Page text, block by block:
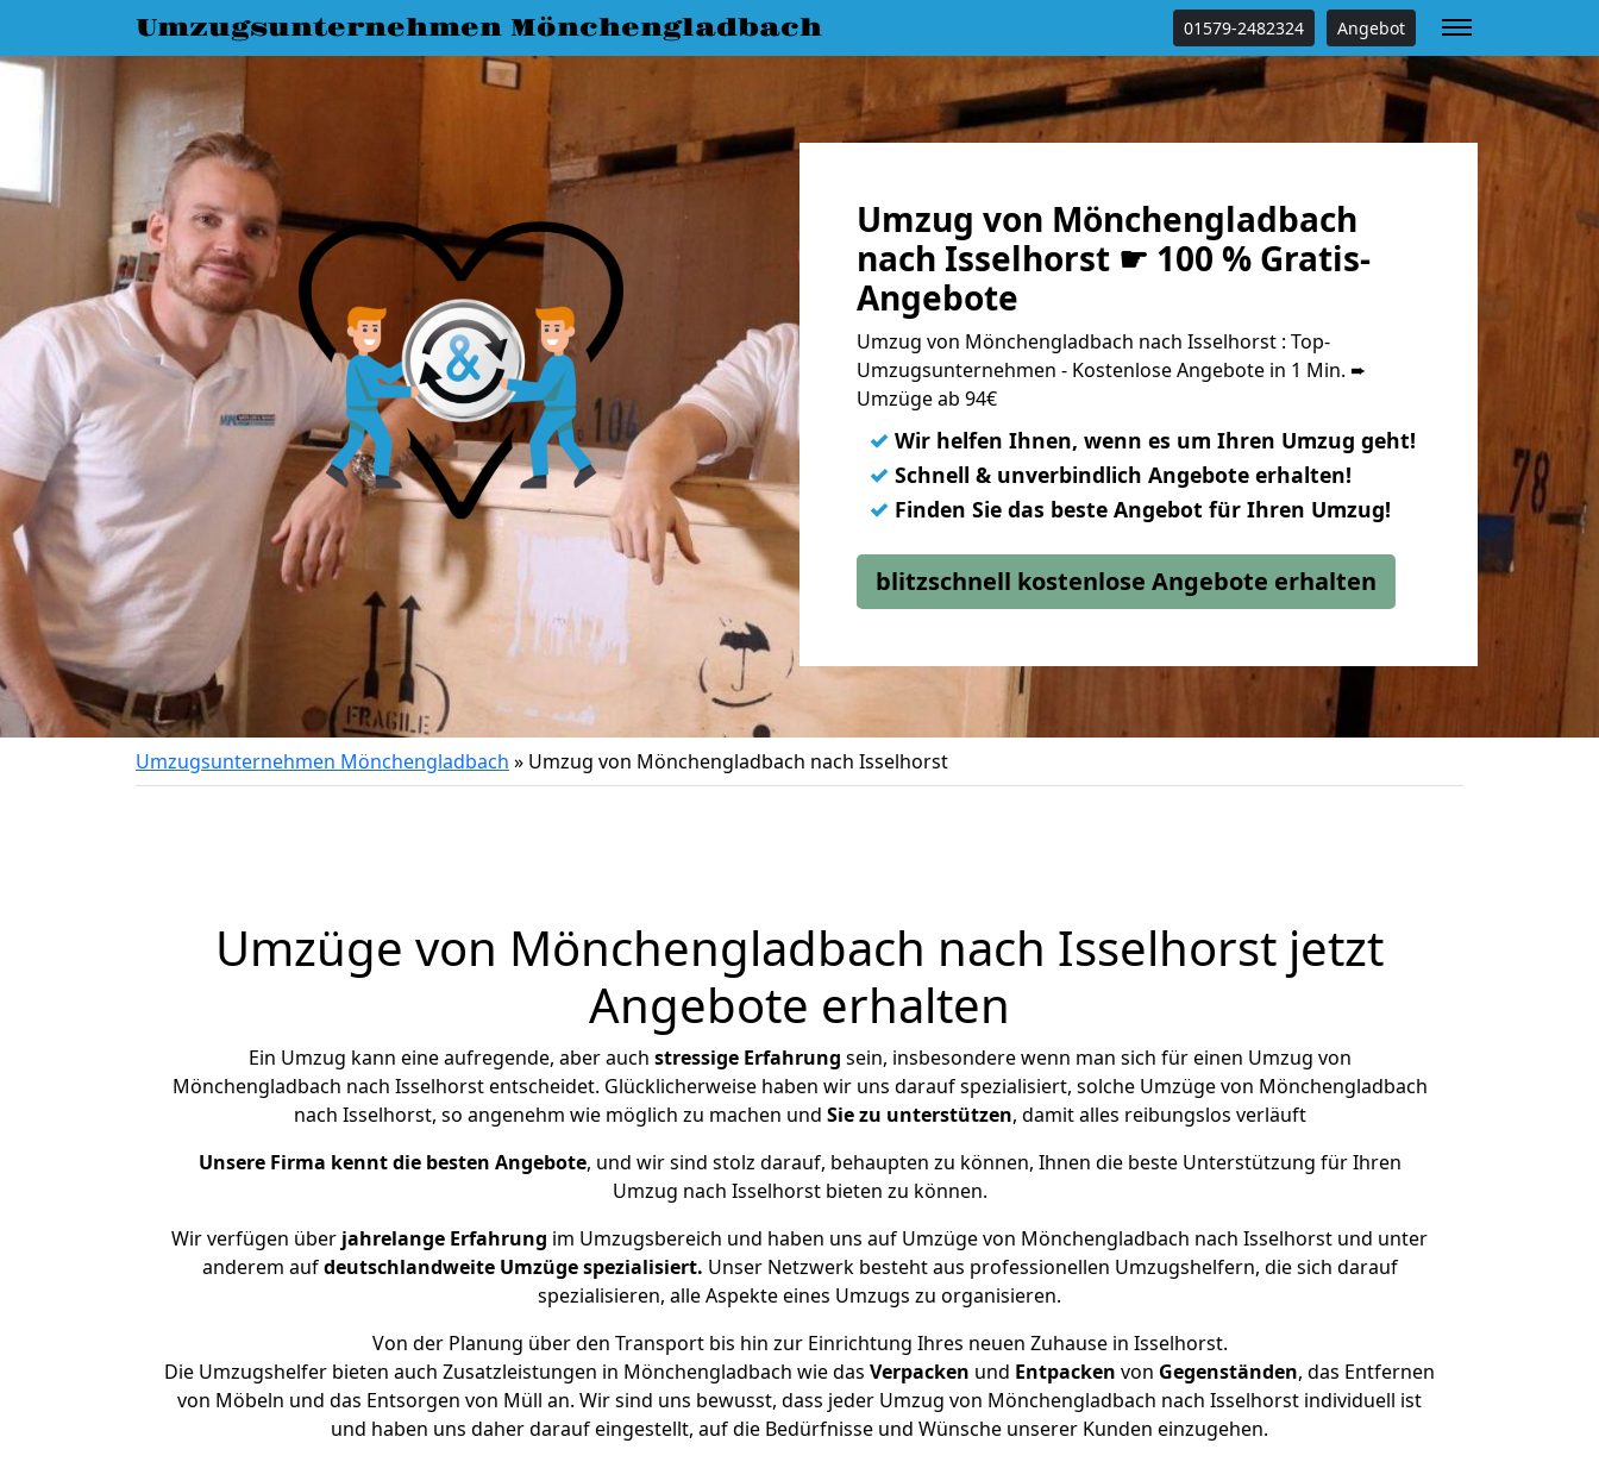
Umzugsunternehmen Mönchengladbach 01579-2482324 Angebot
Umzug von Mönchengladbach
nach Isselhorst ☛ 100 % Gratis-
Angebote
Umzug von Mönchengladbach nach Isselhorst : Top-
Umzugsunternehmen - Kostenlose Angebote in 1 Min. ➨
Umzüge ab 94€
✓ Wir helfen Ihnen, wenn es um Ihren Umzug geht!
✓ Schnell & unverbindlich Angebote erhalten!
✓ Finden Sie das beste Angebot für Ihren Umzug!
blitzschnell kostenlose Angebote erhalten
Umzugsunternehmen Mönchengladbach » Umzug von Mönchengladbach nach Isselhorst
Umzüge von Mönchengladbach nach Isselhorst jetzt
Angebote erhalten
Ein Umzug kann eine aufregende, aber auch stressige Erfahrung sein, insbesondere wenn man sich für einen Umzug von
Mönchengladbach nach Isselhorst entscheidet. Glücklicherweise haben wir uns darauf spezialisiert, solche Umzüge von Mönchengladbach
nach Isselhorst, so angenehm wie möglich zu machen und Sie zu unterstützen, damit alles reibungslos verläuft
Unsere Firma kennt die besten Angebote, und wir sind stolz darauf, behaupten zu können, Ihnen die beste Unterstützung für Ihren
Umzug nach Isselhorst bieten zu können.
Wir verfügen über jahrelange Erfahrung im Umzugsbereich und haben uns auf Umzüge von Mönchengladbach nach Isselhorst und unter
anderem aufdeutschlandweite Umzüge spezialisiert. Unser Netzwerk besteht aus professionellen Umzugshelfern, die sich darauf
spezialisieren, alle Aspekte eines Umzugs zu organisieren.
Von der Planung über den Transport bis hin zur Einrichtung Ihres neuen Zuhause in Isselhorst.
Die Umzugshelfer bieten auch Zusatzleistungen in Mönchengladbach wie das Verpacken und Entpacken von Gegenständen, das Entfernen
von Möbeln und das Entsorgen von Müll an. Wir sind uns bewusst, dass jeder Umzug von Mönchengladbach nach Isselhorst individuell ist
und haben uns daher darauf eingestellt, auf die Bedürfnisse und Wünsche unserer Kunden einzugehen.